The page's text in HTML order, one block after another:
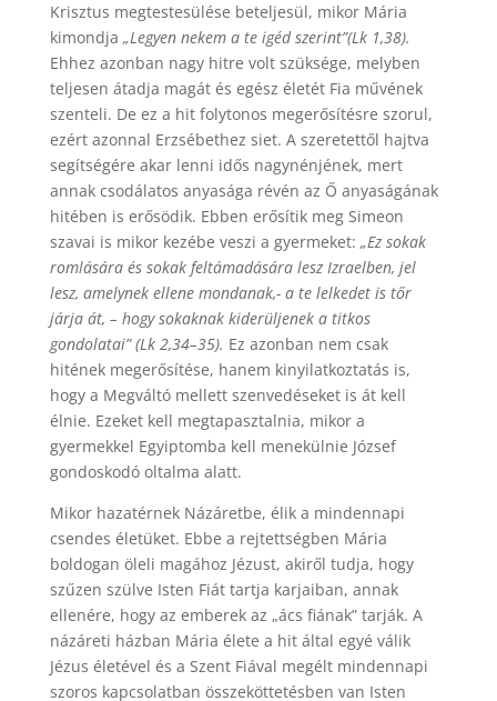
Krisztus megtestesülése beteljesül, mikor Mária
kimondja „Legyen nekem a te igéd szerint”(Lk 1,38).
Ehhez azonban nagy hitre volt szüksége, melyben
teljesen átadja magát és egész életét Fia művének
szenteli. De ez a hit folytonos megerősítésre szorul,
ezért azonnal Erzsébethez siet. A szeretettől hajtva
segítségére akar lenni idős nagynénjének, mert
annak csodálatos anyasága révén az Ő anyaságának
hitében is erősödik. Ebben erősítik meg Simeon
szavai is mikor kezébe veszi a gyermeket: „Ez sokak
romlására és sokak feltámadására lesz Izraelben, jel
lesz, amelynek ellene mondanak,- a te lelkedet is tőr
járja át, – hogy sokaknak kiderüljenek a titkos
gondolatai” (Lk 2,34–35). Ez azonban nem csak
hitének megerősítése, hanem kinyilatkoztatás is,
hogy a Megváltó mellett szenvedéseket is át kell
élnie. Ezeket kell megtapasztalnia, mikor a
gyermekkel Egyiptomba kell menekülnie József
gondoskodó oltalma alatt.
Mikor hazatérnek Názáretbe, élik a mindennapi
csendes életüket. Ebbe a rejtettségben Mária
boldogan öleli magához Jézust, akiről tudja, hogy
szűzen szülve Isten Fiát tartja karjaiban, annak
ellenére, hogy az emberek az „ács fiának” tarják. A
názáreti házban Mária élete a hit által egyé válik
Jézus életével és a Szent Fiával megélt mindennapi
szoros kapcsolatban összeköttetésben van Isten